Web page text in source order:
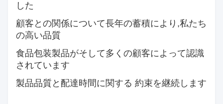
した
顧客との関係について長年の蓄積により,私たち
の高い品質
食品包装製品がそして多くの顧客によって認識
されています
製品品質と配達時間に関する 約束を継続します